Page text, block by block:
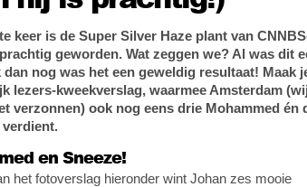
keer is de Super Silver Haze plant van
prachtig geworden. Wat zeggen we? Al was dit
nog was het een geweldig resultaat! Maak
lezers-kweekverslag, waarmee Amsterdam (wij
verzonnen) ook nog eens drie Mohammed én
verdient.
en Sneeze!
het fotoverslag hieronder wint Johan zes mooie